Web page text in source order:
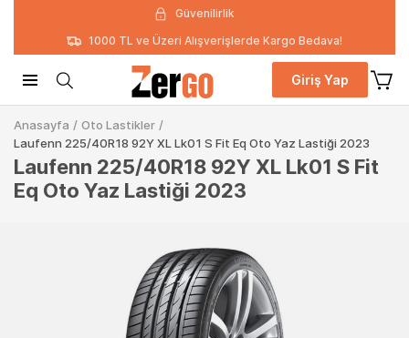
Güvenilirlik
1000 TL ve Üzeri Alışverişlerde Kargo Bedava!
Giriş Yap
Anasayfa / Oto Lastikler /
Laufenn 225/40R18 92Y XL Lk01 S Fit Eq Oto Yaz Lastiği 2023
Laufenn 225/40R18 92Y XL Lk01 S Fit
Eq Oto Yaz Lastiği 2023